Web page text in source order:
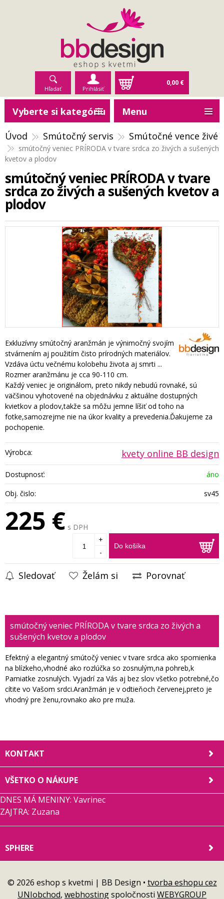
Hľadať Prihlásiť
0,00 €
Úvod Smútočný servis Smútočné vence živé
smútočný veniec PRÍRODA v tvare srdca zo živých a sušených
kvetov a plodov
smútočný veniec PRÍRODA v tvare
srdca zo živých a sušených kvetov a
plodov
Exkluzívny smútočný aranžmán je výnimočný svojím
stvárnením aj použitím čisto prírodných materiálov.
Vzdáva úctu večnému kolobehu života aj smrti ...
Rozmer aranžmánu je cca 90-110 cm.
Každý veniec je originálom, preto nikdy nebudú rovnaké, sú
väčšinou vyhotovené na objednávku z aktuálne dostupných
kvietkov a plodov,takže sa môžu jemne líšiť od toho na
fotke,samozrejme nie na úkor kvality a prevedenia.Ďakujeme za
pochopenie.
Výrobca: kvety online BB design
Dostupnosť:
áno
Obj. čislo:
sv45
225 € s DPH
Do košíka
+
-
Sledovať Želám si Porovnať
smútočný veniec PRÍRODA v tvare srdca zo živých a
sušených kvetov a plodov
Efektný a elegantný smútočý veniec v tvare srdca ako spomienka
na blízkeho,vhodné ako rozlúčka so zosnulým,na pohreb,k
Pamiatke zosnulých. Vyjadrí za Vás aj bez slov všetko potrebné,čo
cítite vo Vašom srdci.Aranžmán je v odtieňoch červenej,preto je
vhodný pre ženu,rovnako ako pre muža.
Vyberte si kategóriu Menu
KONTAKT
VŠETKO O NÁKUPE
DNES MÁ MENINY: Vavrinec
ZAJTRA: Zuzana
SPHERE
© 2026 eshop s kvetmi | BB Design • tvorba eshopu cez
UNIobchod, webhostingspoločnosti WEBYGROUP